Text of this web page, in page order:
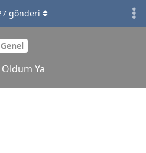
Genel
Ya
gönderi